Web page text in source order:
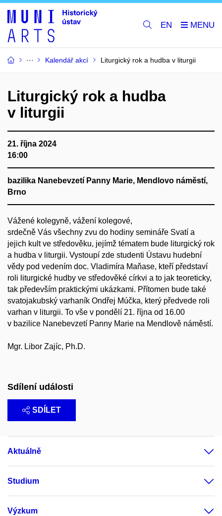
EN
Kalendář akcí Liturgický rok a hudba v liturgii
Liturgický rok a hudba
v liturgii
21. října 2024
16:00
bazilika Nanebevzetí Panny Marie, Mendlovo náměstí,
Brno
Vážené kolegyně, vážení kolegové,
srdečně Vás všechny zvu do hodiny semináře Svatí a
jejich kult ve středověku, jejímž tématem bude liturgický rok
a hudba v liturgii. Vystoupí zde studenti Ústavu hudební
vědy pod vedením doc. Vladimíra Maňase, kteří představí
roli liturgické hudby ve středověké církvi a to jak teoreticky,
tak především praktickými ukázkami. Přítomen bude také
svatojakubský varhaník Ondřej Múčka, který předvede roli
varhan v liturgii. To vše v pondělí 21. října od 16.00
v bazilice Nanebevzetí Panny Marie na Mendlově náměstí.
Mgr. Libor Zajíc, Ph.D.
Sdílení události
SDÍLET
Aktuálně
Studium
Výzkum